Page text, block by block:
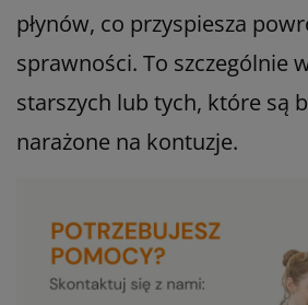
płynów, co przyspiesza
sprawności. To szczególnie
starszych lub tych, które są
narażone na kontuzje.